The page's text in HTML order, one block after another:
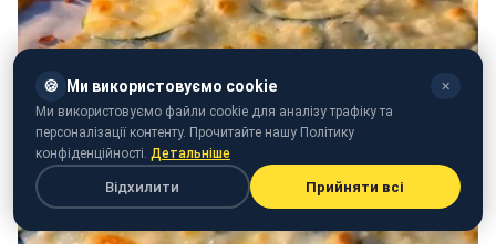
🍪 Ми використовуємо cookie ✕
Ми використовуємо файли cookie для аналізу трафіку та
персоналізації контенту. Прочитайте нашу Політику
конфіденційності. Детальніше
Відхилити Прийняти всі